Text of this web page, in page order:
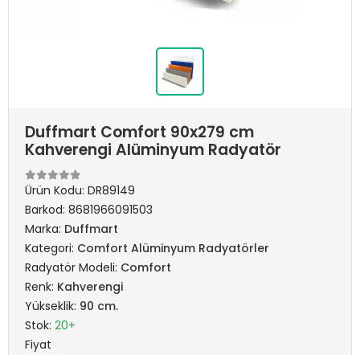
Duffmart Comfort 90x279 cm
Kahverengi Alüminyum Radyatör
Ürün Kodu: DR89149
Barkod: 8681966091503
Marka: Duffmart
Kategori: Comfort Alüminyum Radyatörler
Radyatör Modeli: Comfort
Renk: Kahverengi
Yükseklik: 90 cm.
Stok: 20+
Fiyat